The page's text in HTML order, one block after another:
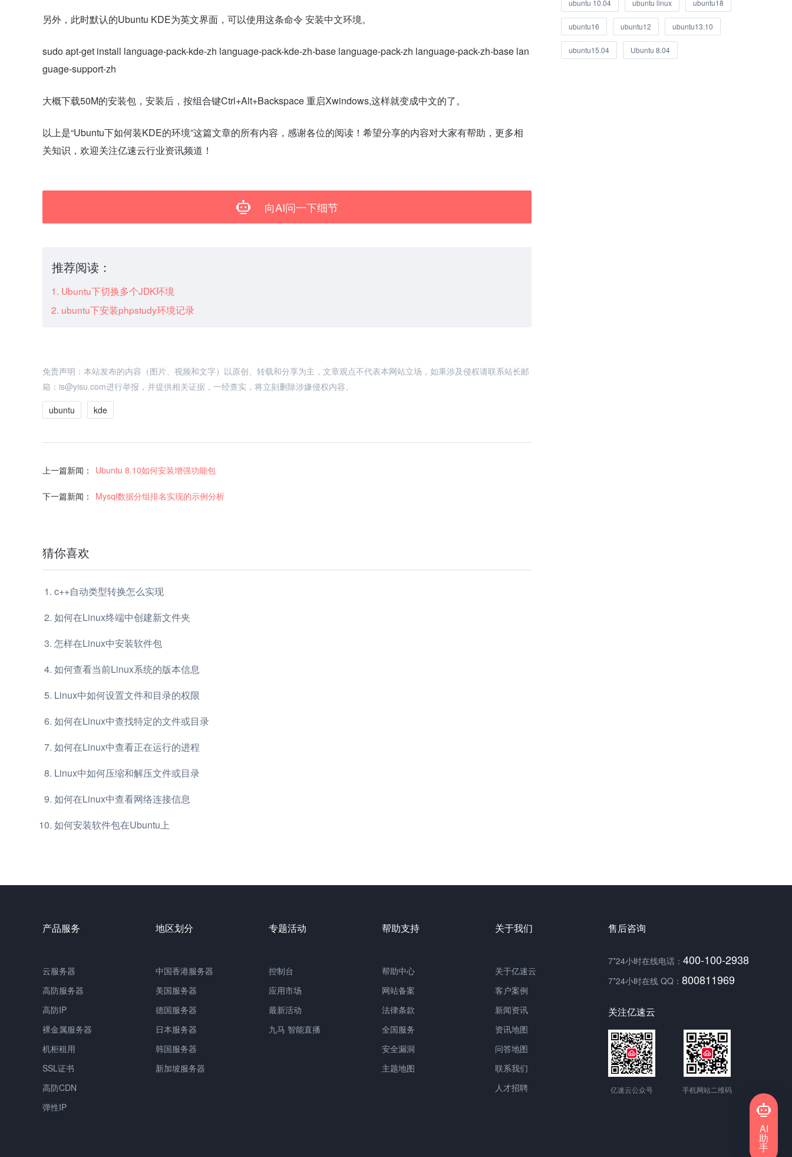
另外，此时默认的Ubuntu KDE为英文界面，可以使用这条命令 安装中文环境。
sudo apt-get install language-pack-kde-zh language-pack-kde-zh-base language-pack-zh language-pack-zh-base lan
guage-support-zh
大概下载50M的安装包，安装后，按组合键Ctrl+Alt+Backspace 重启Xwindows,这样就变成中文的了。
以上是“Ubuntu下如何装KDE的环境”这篇文章的所有内容，感谢各位的阅读！希望分享的内容对大家有帮助，更多相
关知识，欢迎关注亿速云行业资讯频道！
向AI问一下细节
推荐阅读：
Ubuntu下切换多个JDK环境
ubuntu下安装phpstudy环境记录
免责声明：本站发布的内容（图片、视频和文字）以原创、转载和分享为主，文章观点不代表本网站立场，如果涉及侵权请联系站长邮
箱：is@yisu.com进行举报，并提供相关证据，一经查实，将立刻删除涉嫌侵权内容。
ubuntu
kde
上一篇新闻： Ubuntu 8.10如何安装增强功能包
下一篇新闻： Mysql数据分组排名实现的示例分析
猜你喜欢
c++自动类型转换怎么实现
如何在Linux终端中创建新文件夹
怎样在Linux中安装软件包
如何查看当前Linux系统的版本信息
Linux中如何设置文件和目录的权限
如何在Linux中查找特定的文件或目录
如何在Linux中查看正在运行的进程
Linux中如何压缩和解压文件或目录
如何在Linux中查看网络连接信息
如何安装软件包在Ubuntu上
ubuntu 10.04 ubuntu linux ubuntu18
ubuntu16 ubuntu12 ubuntu13.10
ubuntu15.04 Ubuntu 8.04
AI
助
手
产品服务
云服务器
高防服务器
高防IP
裸金属服务器
机柜租用
SSL证书
高防CDN
弹性IP
地区划分
中国香港服务器
美国服务器
德国服务器
日本服务器
韩国服务器
新加坡服务器
专题活动
控制台
应用市场
最新活动
九马 智能直播
帮助支持
帮助中心
网站备案
法律条款
全国服务
安全漏洞
主题地图
关于我们
关于亿速云
客户案例
新闻资讯
资讯地图
问答地图
联系我们
人才招聘
售后咨询
7*24小时在线电话： 400-100-2938
7*24小时在线 QQ： 800811969
关注亿速云
亿速云公众号 手机网站二维码